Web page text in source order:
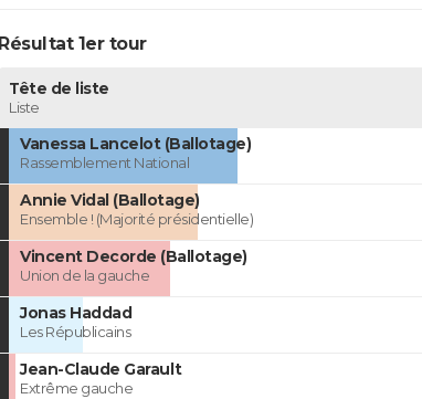
Résultat 1er tour
Tête de liste
Liste
Vanessa Lancelot (Ballotage)
Rassemblement National
Annie Vidal (Ballotage)
Ensemble ! (Majorité présidentielle)
Vincent Decorde (Ballotage)
Union de la gauche
Jonas Haddad
Les Républicains
Jean-Claude Garault
Extrême gauche